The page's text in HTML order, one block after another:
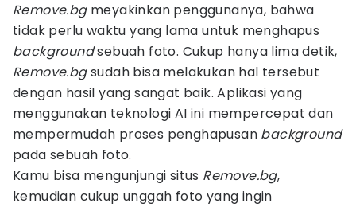
Remove.bgmeyakinkan penggunanya, bahwa
tidak perlu waktu yang lama untuk menghapus
backgroundsebuah foto. Cukup hanya lima detik,
Remove.bgsudah bisa melakukan hal tersebut
dengan hasil yang sangat baik. Aplikasi yang
menggunakan teknologi AI ini mempercepat dan
mempermudah proses penghapusan background
pada sebuah foto.
Kamu bisa mengunjungi situs Remove.bg,
kemudian cukup unggah foto yang ingin